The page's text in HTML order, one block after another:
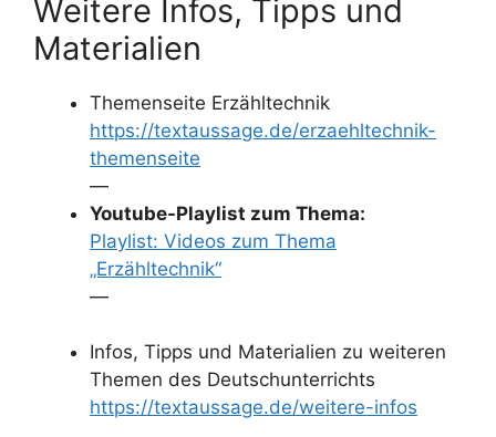
Weitere Infos, Tipps und
Materialien
Themenseite Erzähltechnik
https://textaussage.de/erzaehltechnik-
themenseite
—
Youtube-Playlist zum Thema:
Playlist: Videos zum Thema
„Erzähltechnik“
—
Infos, Tipps und Materialien zu weiteren
Themen des Deutschunterrichts
https://textaussage.de/weitere-infos